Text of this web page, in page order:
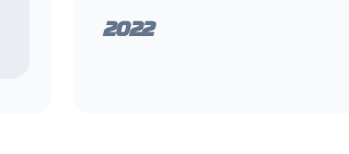
2022